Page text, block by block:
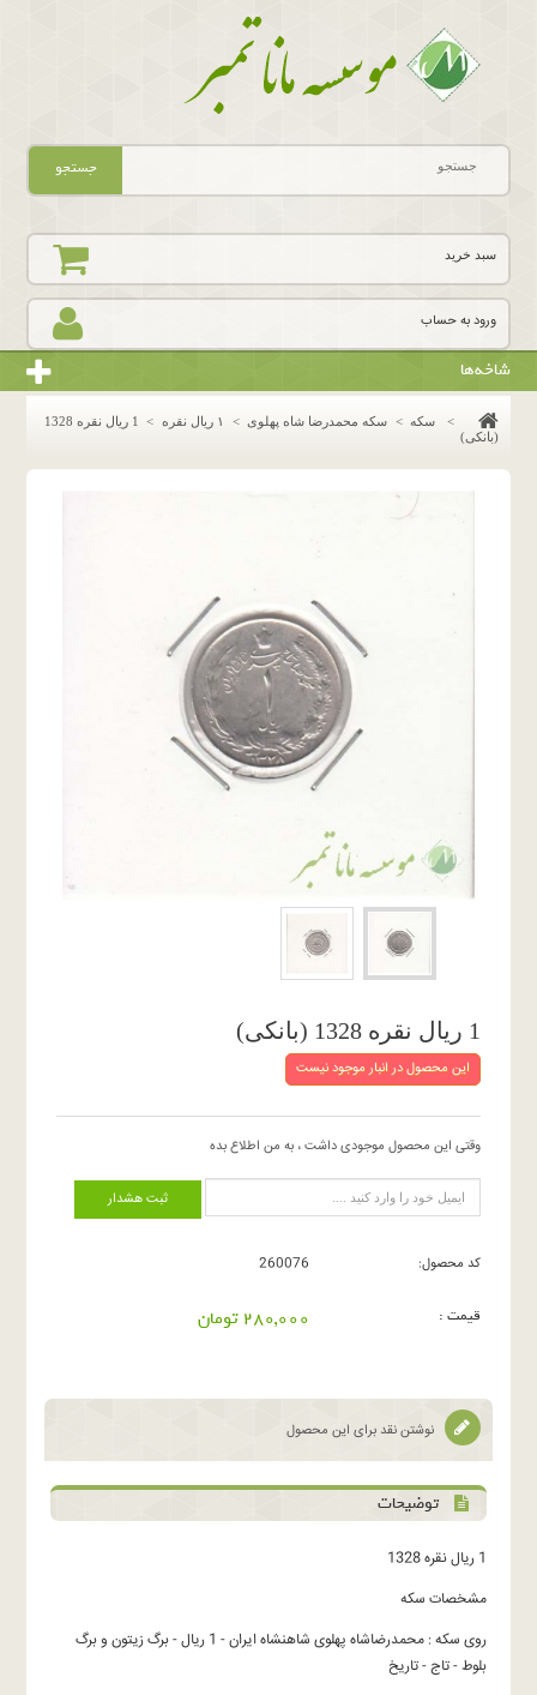
ورود به حساب
سبد خرید
جستجو
شاخه‌ها
> سکه > سکه محمدرضا شاه پهلوی > ١ ريال نقره >
1 ریال نقره 1328
(بانکی)
1 ریال نقره 1328 (بانکی)
این محصول در انبار موجود نیست
وقتی این محصول موجودی داشت ، به من اطلاع بده
ثبت هشدار
کد محصول: 260076
قیمت : 280,000 تومان
نوشتن نقد برای این محصول
توضیحات
1 ریال نقره 1328
مشخصات سکه
روی سکه : محمدرضاشاه پهلوی شاهنشاه ایران - 1 ریال - برگ زیتون و برگ
بلوط - تاج - تاریخ